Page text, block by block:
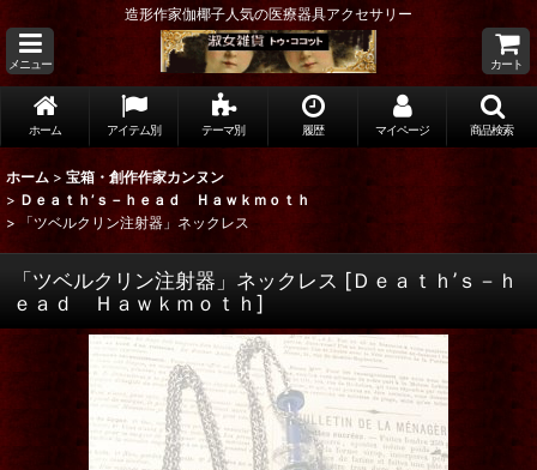
造形作家伽椰子人気の医療器具アクセサリー
メニュー カート
ホーム アイテム別 テーマ別 履歴 マイページ 商品検索
ホーム > 宝箱・創作作家カンヌン
> Ｄｅａｔｈ’ｓ－ｈｅａｄ Ｈａｗｋｍｏｔｈ
>
「ツベルクリン注射器」ネックレス
「ツベルクリン注射器」ネックレス [Ｄｅａｔｈ’ｓ－ｈ
ｅａｄ Ｈａｗｋｍｏｔｈ ]